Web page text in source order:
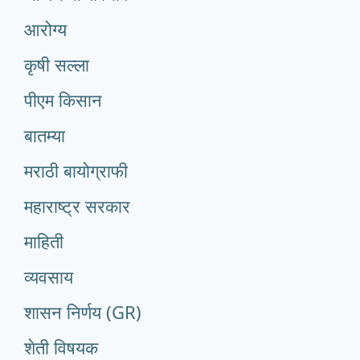
आरोग्य
कृषी सल्ला
पीएम किसान
बातम्या
मराठी बायोग्राफी
महाराष्ट्र सरकार
माहिती
व्यवसाय
शासन निर्णय (GR)
शेती विषयक